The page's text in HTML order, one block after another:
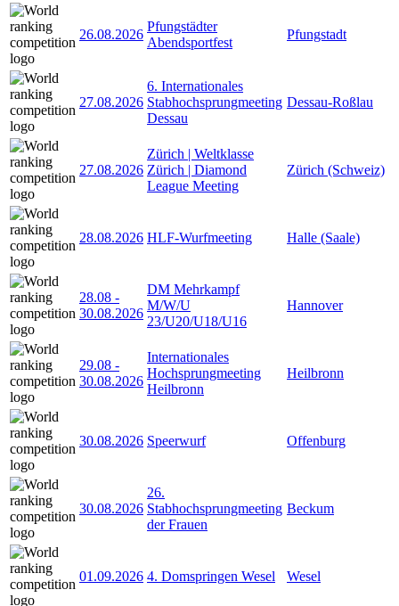
26.08.2026
Pfungstädter
Abendsportfest
Pfungstadt
27.08.2026
6. Internationales
Stabhochsprungmeeting
Dessau
Dessau-Roßlau
27.08.2026
Zürich | Weltklasse
Zürich | Diamond
League Meeting
Zürich (Schweiz)
28.08.2026 HLF-Wurfmeeting Halle (Saale)
28.08 -
30.08.2026
DM Mehrkampf
M/W/U
23/U20/U18/U16
Hannover
29.08 -
30.08.2026
Internationales
Hochsprungmeeting
Heilbronn
Heilbronn
30.08.2026 Speerwurf Offenburg
30.08.2026
26.
Stabhochsprungmeeting
der Frauen
Beckum
01.09.2026 4. Domspringen Wesel Wesel